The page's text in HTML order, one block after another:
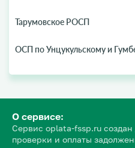
Тарумовское РОСП
ОСП по Унцукульскому и
О сервисе:
Сервис oplata-fssp.ru
проверки и оплаты